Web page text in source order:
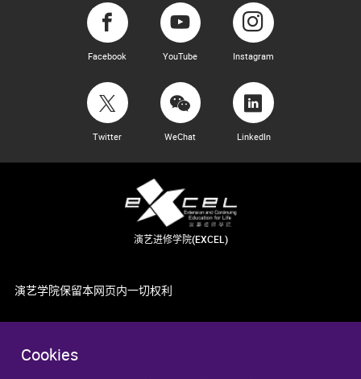
Cookies
Facebook YouTube Instagram
Twitter WeChat LinkedIn
演艺进修学院(EXCEL)
演艺学院保留本网页内一切权利